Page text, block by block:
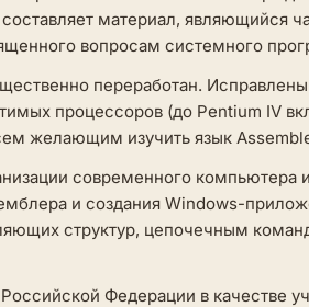
материал, являющийся
вопросам системного
переработан.
процессоров (до Pentium IV
желающим изучить язык
современного компьютера
и создания Windows-
структур, цепочечным
Федерации в качестве